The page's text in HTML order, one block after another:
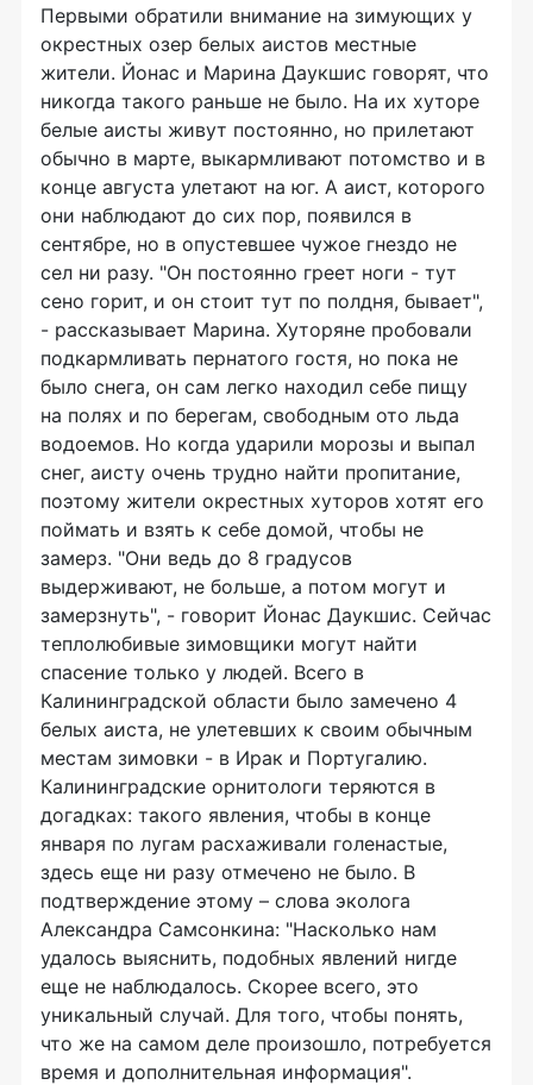
Первыми обратили внимание на зимующих у
окрестных озер белых аистов местные
жители. Йонас и Марина Даукшис говорят, что
никогда такого раньше не было. На их хуторе
белые аисты живут постоянно, но прилетают
обычно в марте, выкармливают потомство и в
конце августа улетают на юг. А аист, которого
они наблюдают до сих пор, появился в
сентябре, но в опустевшее чужое гнездо не
сел ни разу. "Он постоянно греет ноги - тут
сено горит, и он стоит тут по полдня, бывает",
- рассказывает Марина. Хуторяне пробовали
подкармливать пернатого гостя, но пока не
было снега, он сам легко находил себе пищу
на полях и по берегам, свободным ото льда
водоемов. Но когда ударили морозы и выпал
снег, аисту очень трудно найти пропитание,
поэтому жители окрестных хуторов хотят его
поймать и взять к себе домой, чтобы не
замерз. "Они ведь до 8 градусов
выдерживают, не больше, а потом могут и
замерзнуть", - говорит Йонас Даукшис. Сейчас
теплолюбивые зимовщики могут найти
спасение только у людей. Всего в
Калининградской области было замечено 4
белых аиста, не улетевших к своим обычным
местам зимовки - в Ирак и Португалию.
Калининградские орнитологи теряются в
догадках: такого явления, чтобы в конце
января по лугам расхаживали голенастые,
здесь еще ни разу отмечено не было. В
подтверждение этому – слова эколога
Александра Самсонкина: "Насколько нам
удалось выяснить, подобных явлений нигде
еще не наблюдалось. Скорее всего, это
уникальный случай. Для того, чтобы понять,
что же на самом деле произошло, потребуется
время и дополнительная информация".